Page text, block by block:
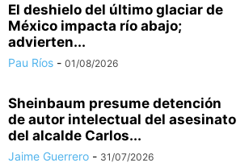
El deshielo del último glaciar de
México impacta río abajo;
advierten...
Pau Ríos - 01/08/2026
Sheinbaum presume detención
de autor intelectual del asesinato
del alcalde Carlos...
Jaime Guerrero - 31/07/2026